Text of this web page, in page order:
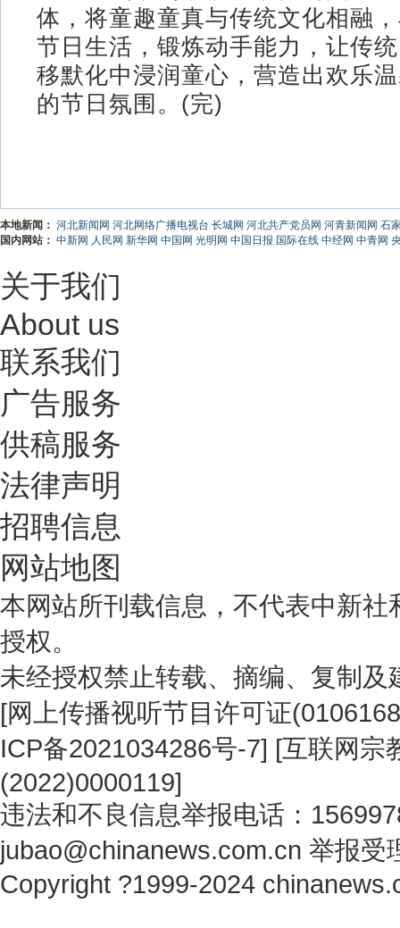
体，将童趣童真与传统文化相融
节日生活，锻炼动手能力，让传
移默化中浸润童心，营造出欢乐
的节日氛围。(完)
本地新闻： 河北新闻网 河北网络广播电视台 长城网 河北共产党员网 河青新闻网 石
国内网站： 中新网 人民网 新华网 中国网 光明网 中国日报 国际在线 中经网 中青网
关于我们
About us
联系我们
广告服务
供稿服务
法律声明
招聘信息
网站地图
本网站所刊载信息，不代表中新
授权。
未经授权禁止转载、摘编、复制
[网上传播视听节目许可证
ICP备2021034286号-7] [互联网宗
(2022)0000119]
违法和不良信息举报电话：
jubao@chinanews.com.cn 举报受
Copyright ?1999-2024